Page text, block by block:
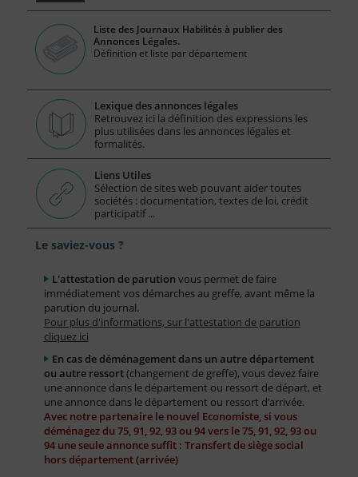
Liste des Journaux Habilités à publier des
Annonces Légales.
Définition et liste par département
Lexique des annonces légales
Retrouvez ici la définition des expressions les
plus utilisées dans les annonces légales et
formalités.
Liens Utiles
Sélection de sites web pouvant aider toutes
sociétés : documentation, textes de loi, crédit
participatif ...
Le saviez-vous ?
L'attestation de parution vous permet de faire
immédiatement vos démarches au greffe, avant même la
parution du journal.
Pour plus d'informations, sur l'attestation de parution
cliquez ici
En cas de déménagement dans un autre département
ou autre ressort(changement de greffe), vous devez faire
une annonce dans le département ou ressort de départ, et
une annonce dans le département ou ressort d’arrivée.
Avec notre partenaire le nouvel Economiste, si vous
déménagez du 75, 91, 92, 93 ou 94 vers le 75, 91, 92, 93 ou
94 une seule annonce suffit : Transfert de siège social
hors département (arrivée)